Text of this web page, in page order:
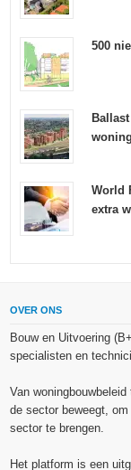
500
World
extra
OVER ONS
Bouw en Uitvoering
specialisten en
Van
de sector beweegt,
sector te brengen.
Het platform is een